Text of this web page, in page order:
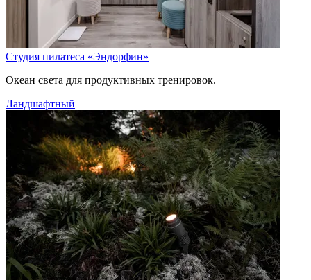
Студия пилатеса «Эндорфин»
Океан света для продуктивных тренировок.
Ландшафтный